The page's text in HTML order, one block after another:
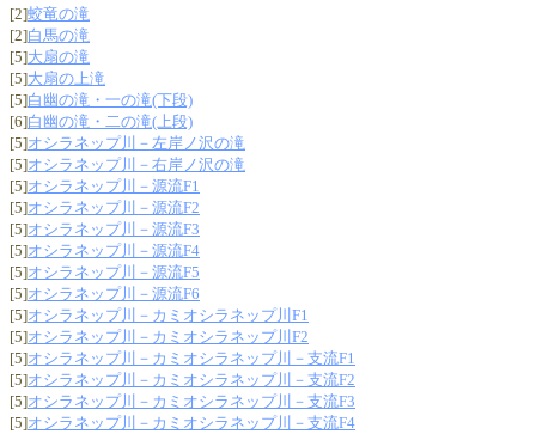
[2]蛟竜の滝
[2]白馬の滝
[5]大扇の滝
[5]大扇の上滝
[5]白幽の滝・一の滝(下段)
[6]白幽の滝・二の滝(上段)
[5]オシラネップ川－左岸ノ沢の滝
[5]オシラネップ川－右岸ノ沢の滝
[5]オシラネップ川－源流F1
[5]オシラネップ川－源流F2
[5]オシラネップ川－源流F3
[5]オシラネップ川－源流F4
[5]オシラネップ川－源流F5
[5]オシラネップ川－源流F6
[5]オシラネップ川－カミオシラネップ川F1
[5]オシラネップ川－カミオシラネップ川F2
[5]オシラネップ川－カミオシラネップ川－支流F1
[5]オシラネップ川－カミオシラネップ川－支流F2
[5]オシラネップ川－カミオシラネップ川－支流F3
[5]オシラネップ川－カミオシラネップ川－支流F4